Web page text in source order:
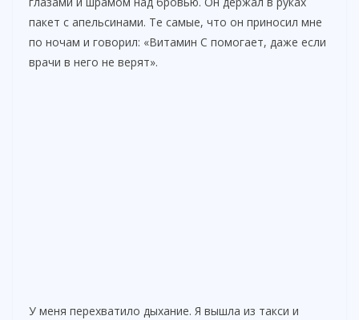
пакет с апельсинами. Те самые, что он приносил мне
по ночам и говорил: «Витамин С помогает, даже если
врачи в него не верят».
У меня перехватило дыхание. Я вышла из такси и